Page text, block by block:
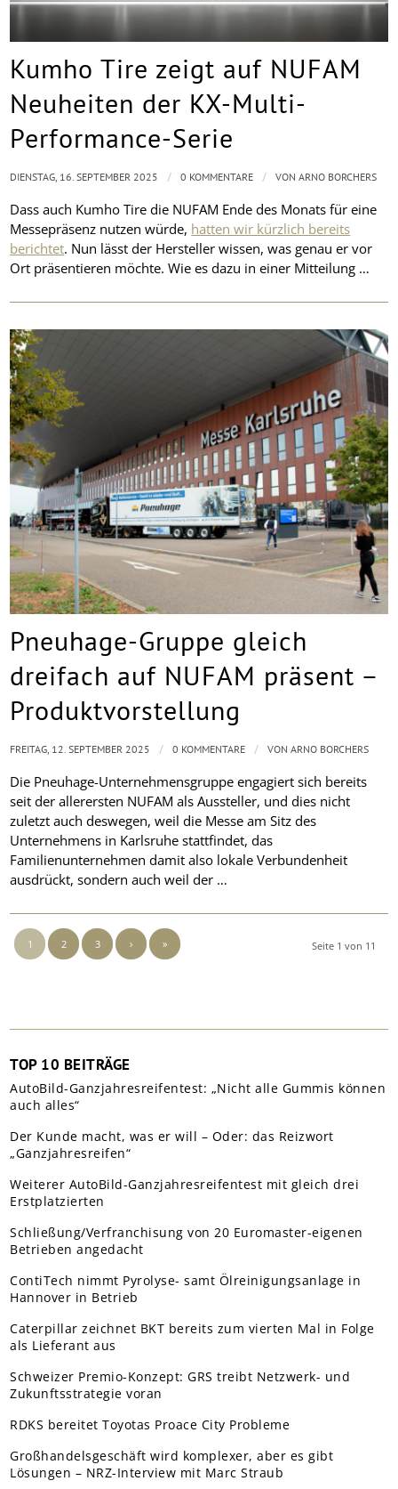
Kumho Tire zeigt auf NUFAM
Neuheiten der KX-Multi-
Performance-Serie
Dass auch Kumho Tire die NUFAM Ende des Monats für eine
Messepräsenz nutzen würde, hatten wir kürzlich bereits
berichtet. Nun lässt der Hersteller wissen, was genau er vor
Ort präsentieren möchte. Wie es dazu in einer Mitteilung …
DIENSTAG, 16. SEPTEMBER 2025 / 0 KOMMENTARE / VONARNO BORCHERS
Pneuhage-Gruppe gleich
dreifach auf NUFAM präsent –
Produktvorstellung
Die Pneuhage-Unternehmensgruppe engagiert sich bereits
seit der allerersten NUFAM als Aussteller, und dies nicht
zuletzt auch deswegen, weil die Messe am Sitz des
Unternehmens in Karlsruhe stattfindet, das
Familienunternehmen damit also lokale Verbundenheit
ausdrückt, sondern auch weil der …
FREITAG, 12. SEPTEMBER 2025 / 0 KOMMENTARE / VONARNO BORCHERS
Seite 1 von 11
1 2 3 › »
TOP 10 BEITRÄGE
AutoBild-Ganzjahresreifentest: „Nicht alle Gummis können
auch alles“
Der Kunde macht, was er will – Oder: das Reizwort
„Ganzjahresreifen“
Weiterer AutoBild-Ganzjahresreifentest mit gleich drei
Erstplatzierten
Schließung/Verfranchisung von 20 Euromaster-eigenen
Betrieben angedacht
ContiTech nimmt Pyrolyse- samt Ölreinigungsanlage in
Hannover in Betrieb
Caterpillar zeichnet BKT bereits zum vierten Mal in Folge
als Lieferant aus
Schweizer Premio-Konzept: GRS treibt Netzwerk- und
Zukunftsstrategie voran
RDKS bereitet Toyotas Proace City Probleme
Großhandelsgeschäft wird komplexer, aber es gibt
Lösungen – NRZ-Interview mit Marc Straub